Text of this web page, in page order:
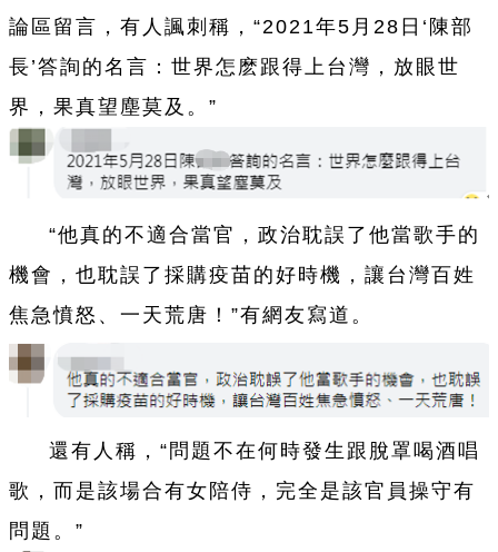
論區留言，有人諷刺稱，“2021年5月28日‘陳部
長’答詢的名言：世界怎麽跟得上台灣，放眼世
界，果真望塵莫及。”
“他真的不適合當官，政治耽誤了他當歌手的
機會，也耽誤了採購疫苗的好時機，讓台灣百姓
焦急憤怒、一天荒唐！”有網友寫道。
還有人稱，“問題不在何時發生跟脫罩喝酒唱
歌，而是該場合有女陪侍，完全是該官員操守有
問題。”